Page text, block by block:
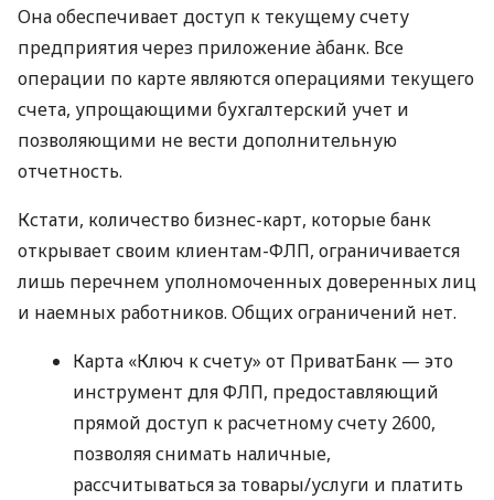
Она обеспечивает доступ к текущему счету
предприятия через приложение àбанк. Все
операции по карте являются операциями текущего
счета, упрощающими бухгалтерский учет и
позволяющими не вести дополнительную
отчетность.
Кстати, количество бизнес-карт, которые банк
открывает своим клиентам-ФЛП, ограничивается
лишь перечнем уполномоченных доверенных лиц
и наемных работников. Общих ограничений нет.
Карта «Ключ к счету» от ПриватБанк — это
инструмент для ФЛП, предоставляющий
прямой доступ к расчетному счету 2600,
позволяя снимать наличные,
рассчитываться за товары/услуги и платить